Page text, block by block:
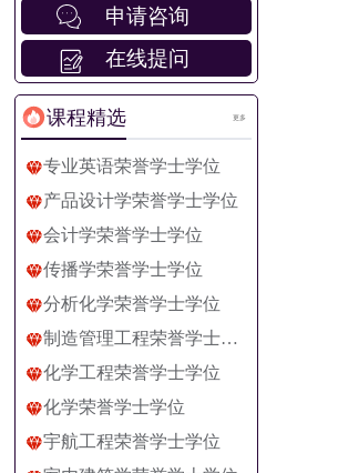
申请咨询
在线提问
课程精选
专业英语荣誉学士学位
产品设计学荣誉学士学位
会计学荣誉学士学位
传播学荣誉学士学位
分析化学荣誉学士学位
制造管理工程荣誉学士学位
化学工程荣誉学士学位
化学荣誉学士学位
宇航工程荣誉学士学位
更多